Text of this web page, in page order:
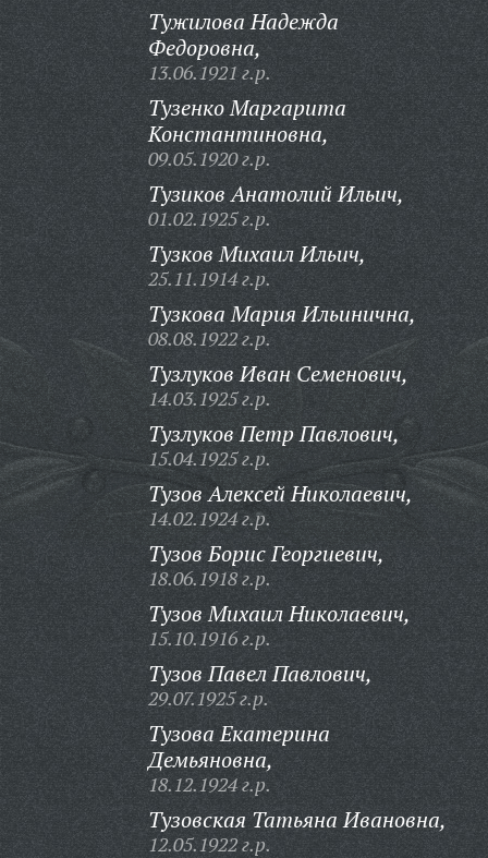
Тужилова Надежда
Федоровна,
13.06.1921 г.р.
Тузенко Маргарита
Константиновна,
09.05.1920 г.р.
Тузиков Анатолий Ильич,
01.02.1925 г.р.
Тузков Михаил Ильич,
25.11.1914 г.р.
Тузкова Мария Ильинична,
08.08.1922 г.р.
Тузлуков Иван Семенович,
14.03.1925 г.р.
Тузлуков Петр Павлович,
15.04.1925 г.р.
Тузов Алексей Николаевич,
14.02.1924 г.р.
Тузов Борис Георгиевич,
18.06.1918 г.р.
Тузов Михаил Николаевич,
15.10.1916 г.р.
Тузов Павел Павлович,
29.07.1925 г.р.
Тузова Екатерина
Демьяновна,
18.12.1924 г.р.
Тузовская Татьяна Ивановна,
12.05.1922 г.р.